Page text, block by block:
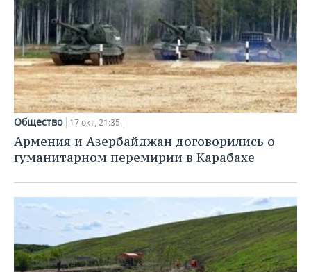
Общество 17 окт, 21:35
Армения и Азербайджан договорились о
гуманитарном перемирии в Карабахе